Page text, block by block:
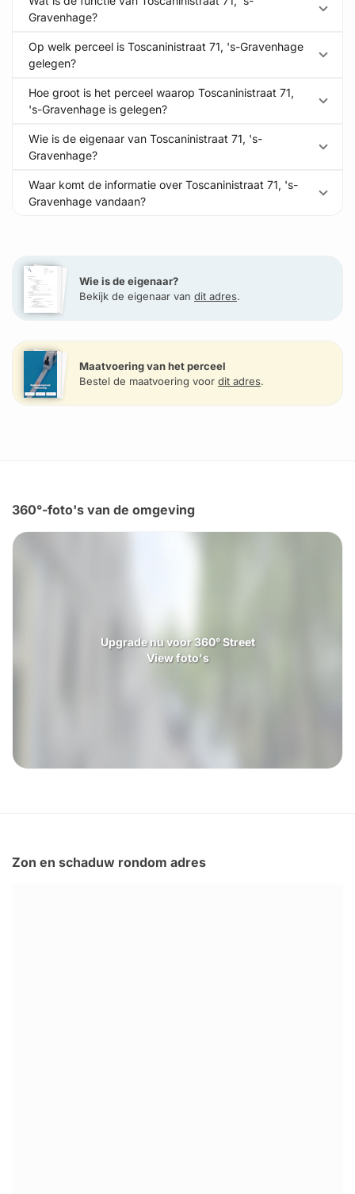
Gravenhage?
Op welk perceel is Toscaninistraat 71, 's-Gravenhage
gelegen?
Hoe groot is het perceel waarop Toscaninistraat 71,
's-Gravenhage is gelegen?
Wie is de eigenaar van Toscaninistraat 71, 's-
Gravenhage?
Waar komt de informatie over Toscaninistraat 71, 's-
Gravenhage vandaan?
Wie is de eigenaar?
Bekijk de eigenaar van dit adres.
Maatvoering van het perceel
Bestel de maatvoering voor dit adres.
360°-foto's van de omgeving
Upgrade nu voor 360° Street
View foto's
Zon en schaduw rondom adres